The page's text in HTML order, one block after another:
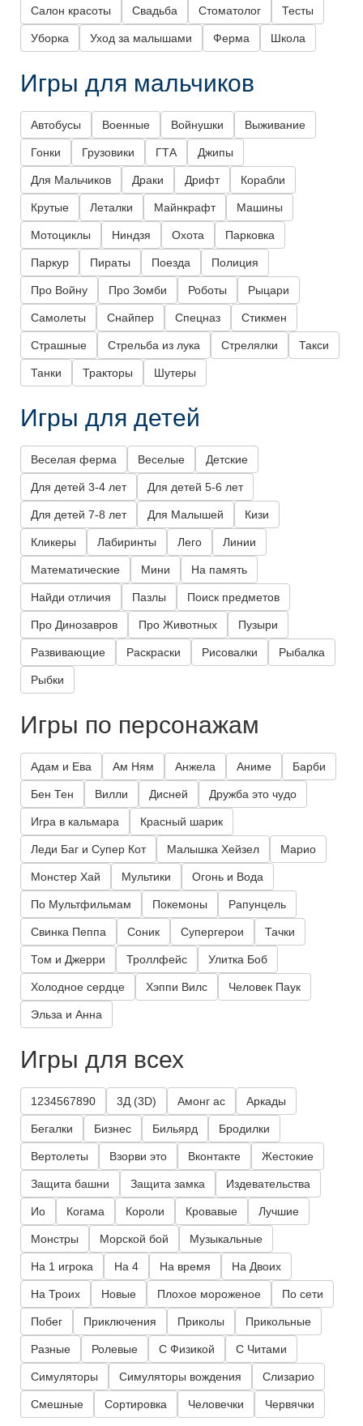
Салон красоты Свадьба Стоматолог Тесты
Уборка Уход за малышами Ферма Школа
Игры для мальчиков
Автобусы Военные Войнушки Выживание
Гонки Грузовики ГТА Джипы
Для Мальчиков Драки Дрифт Корабли
Крутые Леталки Майнкрафт Машины
Мотоциклы Ниндзя Охота Парковка
Паркур Пираты Поезда Полиция
Про Войну Про Зомби Роботы Рыцари
Самолеты Снайпер Спецназ Стикмен
Страшные Стрельба из лука Стрелялки Такси
Танки Тракторы Шутеры
Игры для детей
Веселая ферма Веселые Детские
Для детей 3-4 лет Для детей 5-6 лет
Для детей 7-8 лет Для Малышей Кизи
Кликеры Лабиринты Лего Линии
Математические Мини На память
Найди отличия Пазлы Поиск предметов
Про Динозавров Про Животных Пузыри
Развивающие Раскраски Рисовалки Рыбалка
Рыбки
Игры по персонажам
Адам и Ева Ам Ням Анжела Аниме Барби
Бен Тен Вилли Дисней Дружба это чудо
Игра в кальмара Красный шарик
Леди Баг и Супер Кот Малышка Хейзел Марио
Монстер Хай Мультики Огонь и Вода
По Мультфильмам Покемоны Рапунцель
Свинка Пеппа Соник Супергерои Тачки
Том и Джерри Троллфейс Улитка Боб
Холодное сердце Хэппи Вилс Человек Паук
Эльза и Анна
Игры для всех
1234567890 3Д (3D) Амонг ас Аркады
Бегалки Бизнес Бильярд Бродилки
Вертолеты Взорви это Вконтакте Жестокие
Защита башни Защита замка Издевательства
Ио Когама Короли Кровавые Лучшие
Монстры Морской бой Музыкальные
На 1 игрока На 4 На время На Двоих
На Троих Новые Плохое мороженое По сети
Побег Приключения Приколы Прикольные
Разные Ролевые С Физикой С Читами
Симуляторы Симуляторы вождения Слизарио
Смешные Сортировка Человечки Червячки